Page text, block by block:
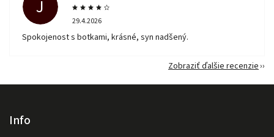
J
29.4.2026
Spokojenost s botkami, krásné, syn nadšený.
Zobraziť ďalšie recenzie
Info